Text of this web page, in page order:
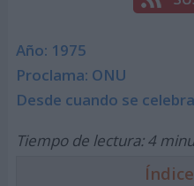
Año: 1975
Proclama: ONU
Desde cuando se
Tiempo de lectura: 4